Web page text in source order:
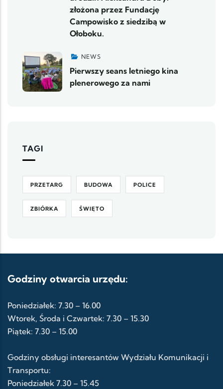
złożona przez Fundację
Campowisko z siedzibą w
Ołoboku.
NEWS
Pierwszy seans letniego kina
plenerowego za nami
TAGI
PRZETARG BUDOWA POLICE
ZBIÓRKA ŚWIĘTO
Godziny otwarcia urzędu:
Poniedziałek: 7.30 – 16.00
Wtorek, Środa i Czwartek: 7.30 – 15.30
Piątek: 7.30 – 15.00
Godziny obsługi interesantów Wydziału Komunikacji i
Transportu:
Poniedziałek 7.30 – 15.45